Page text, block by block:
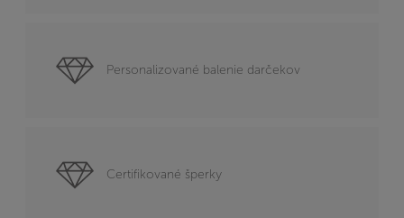
Personalizované balenie darčekov
Certifikované šperky